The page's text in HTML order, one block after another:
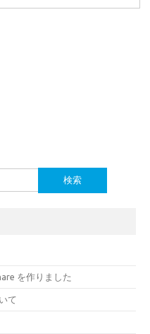
を作りました
て